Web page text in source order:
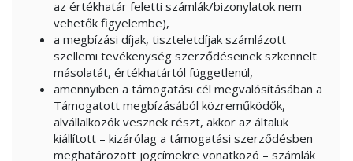
az értékhatár feletti számlák/bizonylatok nem
vehetők figyelembe),
a megbízási díjak, tiszteletdíjak számlázott
szellemi tevékenység szerződéseinek szkennelt
másolatát, értékhatártól függetlenül,
amennyiben a támogatási cél megvalósításában a
Támogatott megbízásából közreműködők,
alvállalkozók vesznek részt, akkor az általuk
kiállított – kizárólag a támogatási szerződésben
meghatározott jogcímekre vonatkozó – számlák